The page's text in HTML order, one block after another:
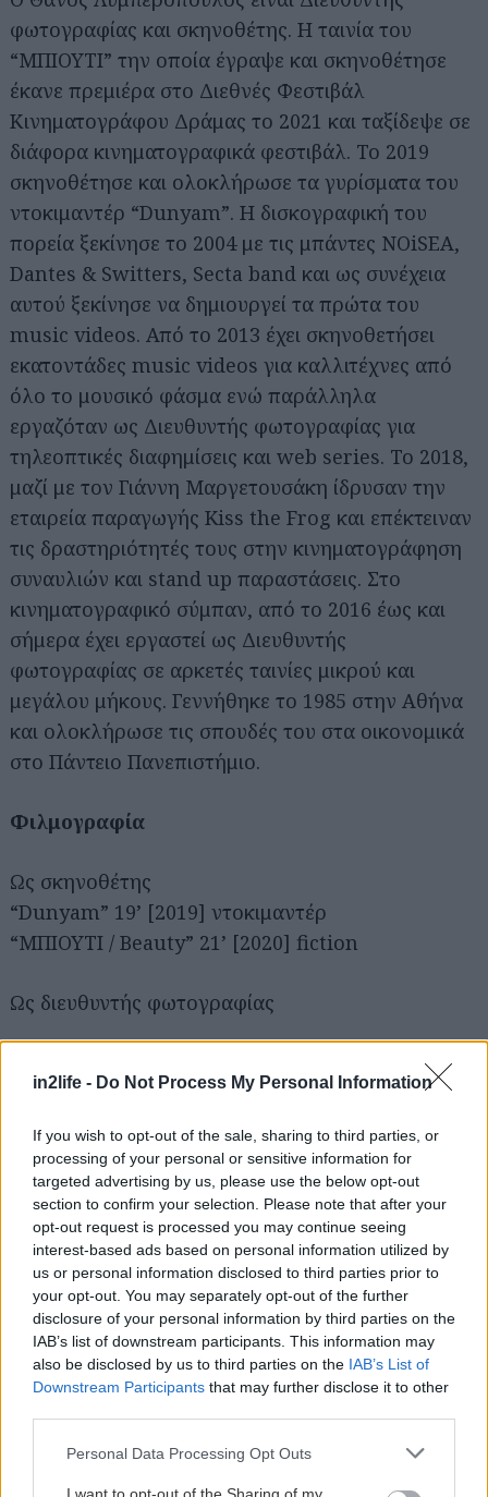
in2life - Do Not Process My Personal Information
If you wish to opt-out of the sale, sharing to third parties, or
processing of your personal or sensitive information for
targeted advertising by us, please use the below opt-out
section to confirm your selection. Please note that after your
opt-out request is processed you may continue seeing
interest-based ads based on personal information utilized by
us or personal information disclosed to third parties prior to
your opt-out. You may separately opt-out of the further
disclosure of your personal information by third parties on the
IAB’s list of downstream participants. This information may
also be disclosed by us to third parties on the IAB’s List of
Downstream Participants that may further disclose it to other
Please note that this website/app uses one or more Google
Personal Data Processing Opt Outs
φωτογραφίας και σκηνοθέτης. Η ταινία του
“ΜΠΙΟΥΤΙ” την οποία έγραψε και σκηνοθέτησε
έκανε πρεμιέρα στο Διεθνές Φεστιβάλ
Κινηματογράφου Δράμας το 2021 και ταξίδεψε σε
διάφορα κινηματογραφικά φεστιβάλ. Το 2019
σκηνοθέτησε και ολοκλήρωσε τα γυρίσματα του
ντοκιμαντέρ “Dunyam”. Η δισκογραφική του
πορεία ξεκίνησε το 2004 με τις μπάντες NOiSEA,
Dantes & Switters, Secta band και ως συνέχεια
αυτού ξεκίνησε να δημιουργεί τα πρώτα του
music videos. Από το 2013 έχει σκηνοθετήσει
εκατοντάδες music videos για καλλιτέχνες από
όλο το μουσικό φάσμα ενώ παράλληλα
εργαζόταν ως Διευθυντής φωτογραφίας για
τηλεοπτικές διαφημίσεις και web series. Το 2018,
μαζί με τον Γιάννη Μαργετουσάκη ίδρυσαν την
εταιρεία παραγωγής Kiss the Frog και επέκτειναν
τις δραστηριότητές τους στην κινηματογράφηση
συναυλιών και stand up παραστάσεις. Στο
κινηματογραφικό σύμπαν, από το 2016 έως και
σήμερα έχει εργαστεί ως Διευθυντής
φωτογραφίας σε αρκετές ταινίες μικρού και
μεγάλου μήκους. Γεννήθηκε το 1985 στην Αθήνα
και ολοκλήρωσε τις σπουδές του στα οικονομικά
στο Πάντειο Πανεπιστήμιο.
Φιλμογραφία
Ως σκηνοθέτης
“Dunyam” 19’ [2019] ντοκιμαντέρ
“ΜΠΙΟΥΤΙ / Beauty” 21’ [2020] fiction
Ως διευθυντής φωτογραφίας
“A time of monsters” των Γιώργου Καραλιά &
Παναγιώτη Αυλωνίτη
“Skeleton in the closet” της Ευγενίας Μαρούλη
“A sealed idea” του T. Panagopoulou
“Plant” της Στέλλας Μελετίου
“Tomorrow Is a Long Time” του Γιάννη Πλας
“Route In” και “Lemons” του N. Παυλινέρη
“Genesis” του Γιάννη Ποιμενίδη
“Sea you” του Γ. Βασιλώττου (Φεστιβάλ Δράμας
2021)
“Ícaro” της Inês Loura (Winner for Best
Photography at the FFIE Festival, Paris, France
“Σήμερα ήθελα” της Β. Κατερίνη (Φεστιβάλ
Αναζήτηση